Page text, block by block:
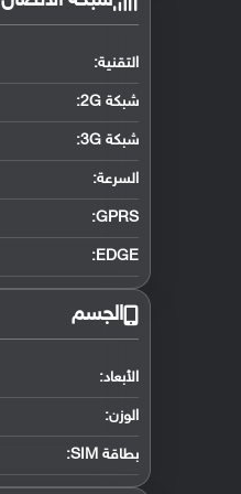
التقنية:
شبكة 2G:
شبكة 3G :
السرعة:
GPRS:
EDGE:
الجسم
الأبعاد:
الوزن:
بطاقة SIM: